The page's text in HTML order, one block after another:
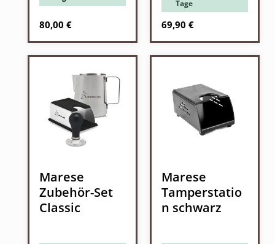
Regulärer Preis:
80,00 €
Tage
Regulärer Preis:
69,90 €
Marese
Zubehör-Set
Classic
Marese
Tamperstatio
n schwarz